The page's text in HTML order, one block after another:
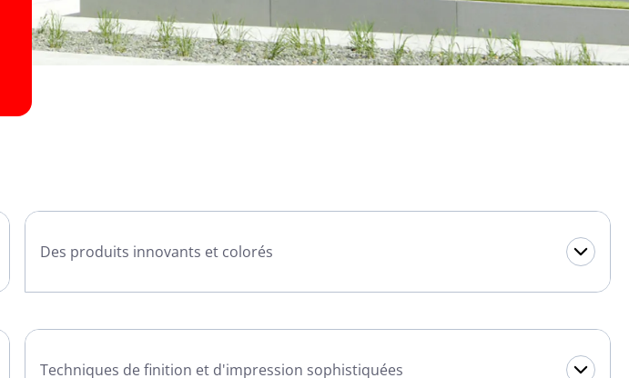
Des produits innovants et colorés
Techniques de finition et d'impression sophistiquées